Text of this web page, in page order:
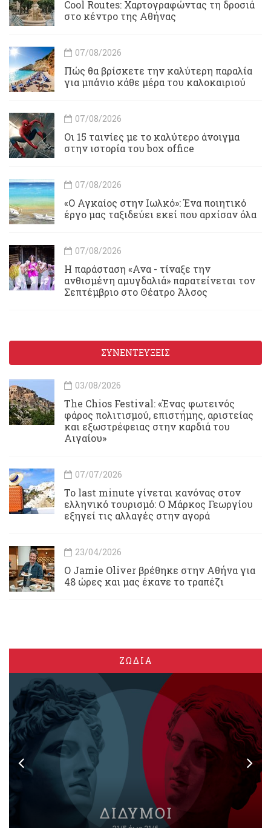
Cool Routes: Χαρτογραφώντας τη δροσιά
στο κέντρο της Αθήνας
07/08/2026
Πώς θα βρίσκετε την καλύτερη παραλία
για μπάνιο κάθε μέρα του καλοκαιριού
07/08/2026
Οι 15 ταινίες με το καλύτερο άνοιγμα
στην ιστορία του box office
07/08/2026
«Ο Αγκαίος στην Ιωλκό»: Ένα ποιητικό
έργο μας ταξιδεύει εκεί που αρχίσαν όλα
07/08/2026
Η παράσταση «Ανα - τίναξε την
ανθισμένη αμυγδαλιά» παρατείνεται τον
Σεπτέμβριο στο Θέατρο Άλσος
ΣΥΝΕΝΤΕΥΞΕΙΣ
03/08/2026
Τhe Chios Festival: «Ένας φωτεινός
φάρος πολιτισμού, επιστήμης, αριστείας
και εξωστρέφειας στην καρδιά του
Αιγαίου»
07/07/2026
Το last minute γίνεται κανόνας στον
ελληνικό τουρισμό: Ο Μάρκος Γεωργίου
εξηγεί τις αλλαγές στην αγορά
23/04/2026
Ο Jamie Oliver βρέθηκε στην Αθήνα για
48 ώρες και μας έκανε το τραπέζι
ΖΩΔΙΑ